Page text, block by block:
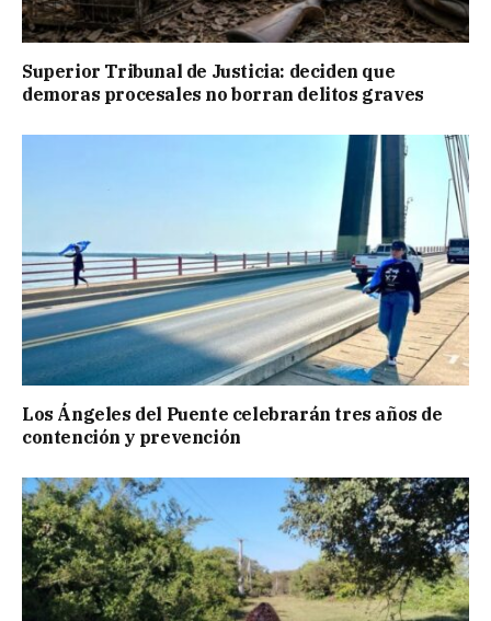
Superior Tribunal de Justicia: deciden que
demoras procesales no borran delitos graves
Los Ángeles del Puente celebrarán tres años de
contención y prevención